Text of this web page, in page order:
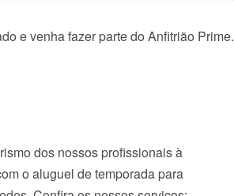
e venha fazer parte do Anfitrião Prime.
dos nossos profissionais à
o aluguel de temporada para